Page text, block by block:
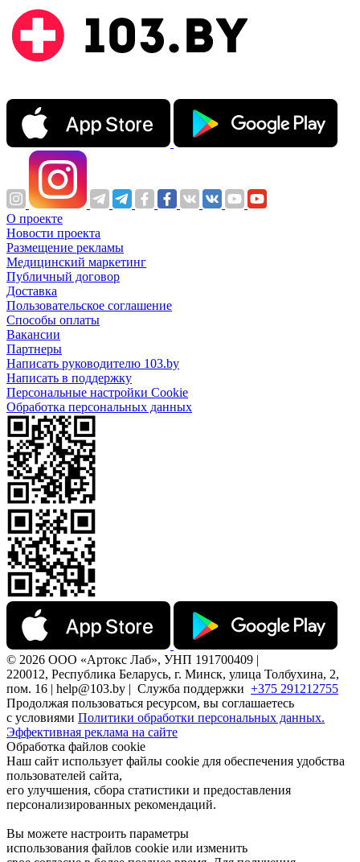
О проекте
Новости проекта
Размещение рекламы
Медицинский маркетинг
Публичный договор
Доставка
Пользовательское соглашение
Способы оплаты
Вакансии
Партнеры
Написать руководителю 103.by
Написать в поддержку
Персональные настройки Cookie
Обработка персональных данных
© 2026 ООО «Артокс Лаб», УНП 191700409 |
220012, Республика Беларусь, г. Минск, улица Толбухина, 2,
пом. 16 | help@103.by | Служба поддержки +375 291212755
Продолжая пользоваться ресурсом, вы соглашаетесь
с условиями Политики обработки персональных данных.
Эффективная реклама на сайте
Обработка файлов cookie
Наш сайт использует файлы cookie для обеспечения удобства
пользователей сайта,
его улучшения, сбора статистики и предоставления
персонализированных рекомендаций.
Вы можете настроить параметры
использования файлов cookie или изменить